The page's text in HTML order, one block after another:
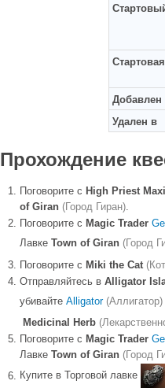
Добавлен
Удален в
Прохождение
Поговорите с High Priest
of Giran (Город Гиран).
Поговорите с Magic Trader
Лавке Town of Giran (Город
Поговорите с Miki the Cat
Отправляйтесь в Alligator
убивайте Alligator (Аллигатор)
Medicinal Herb
Поговорите с Magic Trader
Лавке Town of Giran (Город
Купите в Торговой лавке